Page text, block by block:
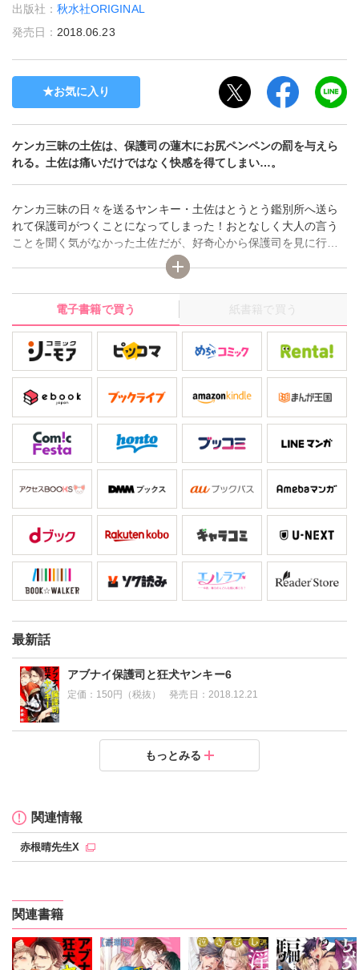
出版社：秋水社ORIGINAL
発売日： 2018.06.23
お気に入り
ケンカ三昧の土佐は、保護司の蓮木にお尻ペンペンの罰を与えら
れる。土佐は痛いだけではなく快感を得てしまい…。
ケンカ三昧の日々を送るヤンキー・土佐はとうとう鑑別所へ送ら
れて保護司がつくことになってしまった！おとなしく大人の言う
ことを聞く気がなかった土佐だが、好奇心から保護司を見に行く
ことに。保護司がいる鉄工所へ行ってみると柄の悪い従業員と衝
突！！そのままけんかになるかと思われたその時、土佐の保護司
の蓮木があらわれ、みんなが見ている前で土佐にお尻ぺんぺんの
罰を与える！？お尻を叩かれているだけなのに土佐は今まで感じ
たことのない快感を得てしまい―…。蓮木もトロトロの甘い顔に
なる土佐に何かを感じてよりいじめたくなってしまう…。
電子書籍で買う 紙書籍で買う
最新話
アブナイ保護司と狂犬ヤンキー6
定価： 150円（税抜） 発売日： 2018.12.21
アブナイ保護司と狂犬ヤンキー5
150円（税抜） 発売日：2018.09.28
アブナイ保護司と狂犬ヤンキー4
150円（税抜） 発売日：2018.09.03
アブナイ保護司と狂犬ヤンキー3
150円（税抜） 発売日：2018.08.10
アブナイ保護司と狂犬ヤンキー2
150円（税抜） 発売日：2018.06.23
アブナイ保護司と狂犬ヤンキー1
150円（税抜） 発売日：2018.06.23
もっとみる
関連情報
赤根晴先生X
関連書籍